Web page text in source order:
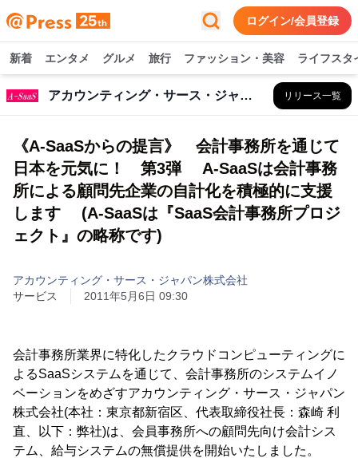
ログイン/会員登録
新着 エンタメ グルメ 旅行 ファッション・美容 ライフスタ
アカウンティング・サース・ジャパン株式会社 リリース一覧
《A-SaaSからの提言》 会計事務所を通じて
日本を元気に！ 第3弾 A-SaaSは会計事務
所による顧問先企業の自計化を積極的に支援
します (A-SaaSは『SaaS会計事務所プロジ
ェクト』の略称です)
アカウンティング・サース・ジャパン株式会社
サービス
2011年5月6日 09:30
会計事務所業界に特化したクラウドコンピューティングに
よるSaaSシステムを通じて、会計事務所のシステムイノ
ベーションをめざすアカウンティング・サース・ジャパン
株式会社(本社：東京都新宿区、代表取締役社長：森崎 利
直、以下：弊社)は、会員事務所への顧問先向け会計シス
テム、給与システムの無償提供を開始いたしました。